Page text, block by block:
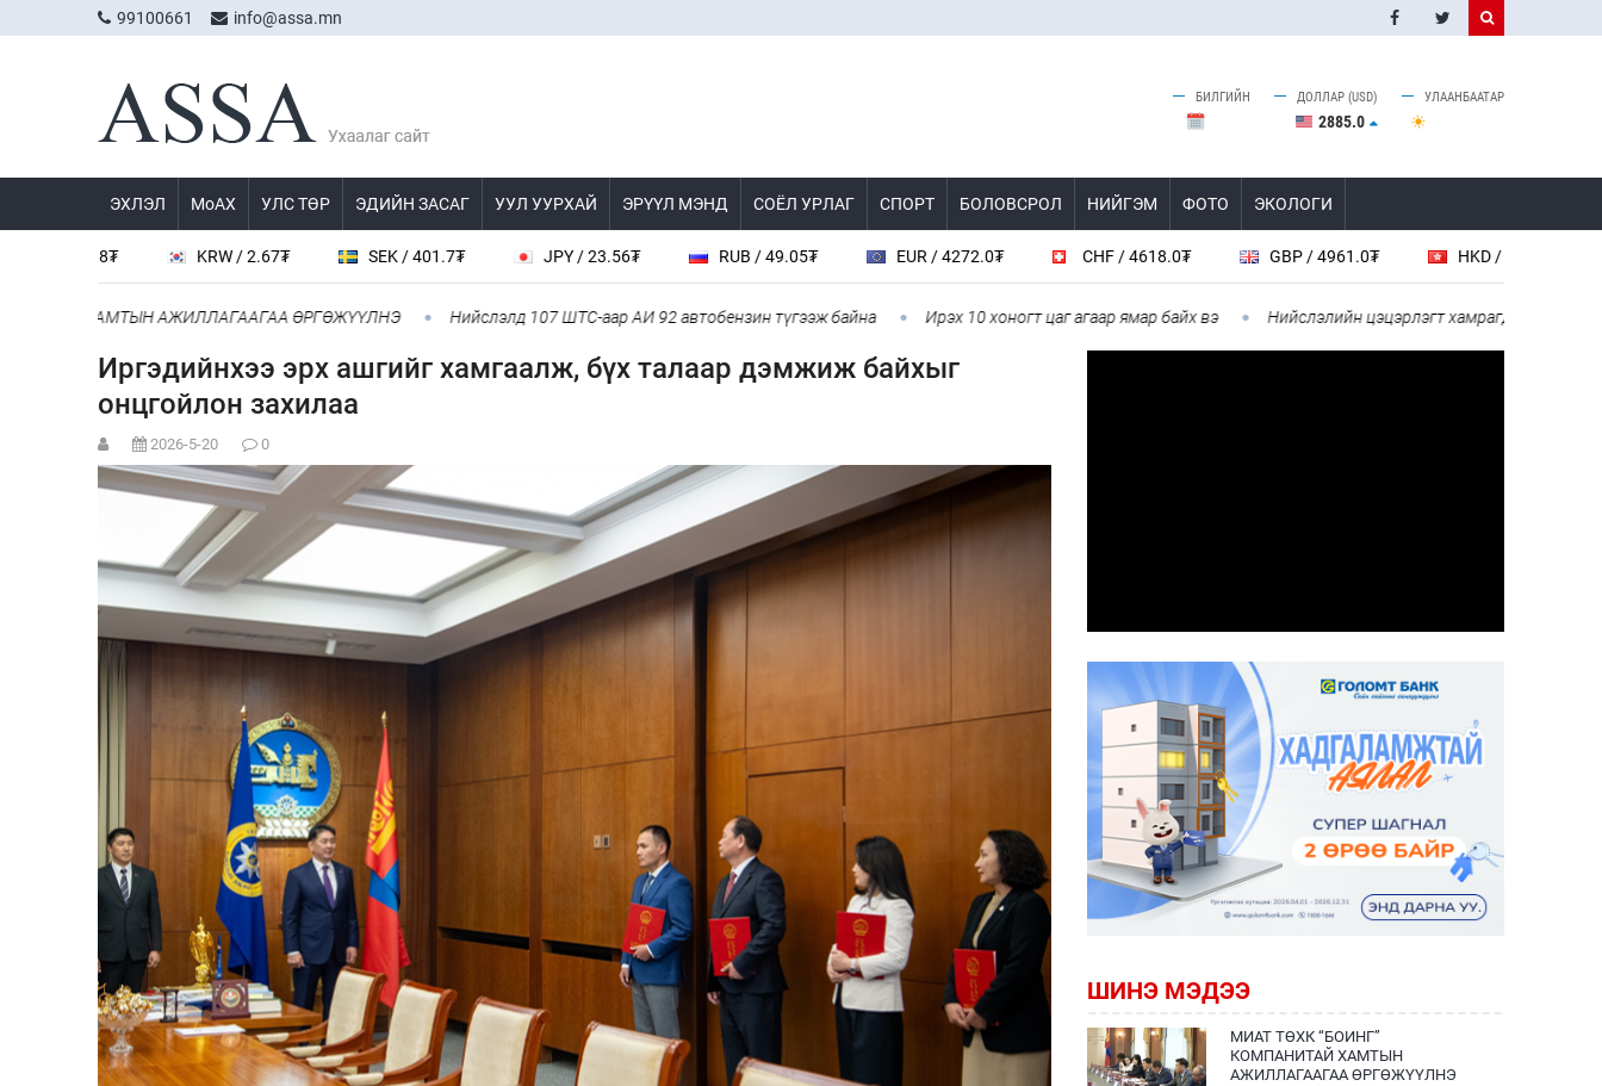
99100661 info@assa.mn
БИЛГИЙН ДОЛЛАР (USD)
2885.0
УЛААНБААТАР
ЭХЛЭЛ МоАХ УЛС ТӨР ЭДИЙН ЗАСАГ УУЛ УУРХАЙ ЭРҮҮЛ МЭНД СОЁЛ УРЛАГ СПОРТ БОЛОВСРОЛ НИЙГЭМ ФОТО ЭКОЛОГИ
KRW / 2.67₮ SEK / 401.7₮ JPY / 23.56₮ RUB / 49.05₮ EUR / 4272.0₮ CHF / 4618.0₮ GBP / 4961.0₮ HKD / 462.1₮
ХАМТЫН АЖИЛЛАГААГАА ӨРГӨЖҮҮЛНЭ Нийслэлд 107 ШТС-аар АИ 92 автобензин түгээж байна Ирэх 10 хоногт цаг агаар ямар байх вэ Нийслэлийн цэцэрлэгт хамрагдах I шатны
Иргэдийнхээ эрх ашгийг хамгаалж, бүх талаар дэмжиж байхыг
онцгойлон захилаа
2026-5-20 0
ШИНЭ МЭДЭЭ
МИАТ ТӨХК “БОИНГ”
КОМПАНИТАЙ ХАМТЫН
АЖИЛЛАГААГАА ӨРГӨЖҮҮЛНЭ